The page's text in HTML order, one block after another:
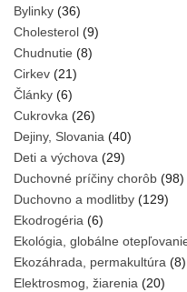
Bylinky (36)
Cholesterol (9)
Chudnutie (8)
Cirkev (21)
Články (6)
Cukrovka (26)
Dejiny, Slovania (40)
Deti a výchova (29)
Duchovné príčiny chorôb (98)
Duchovno a modlitby (129)
Ekodrogéria (6)
Ekológia, globálne
Ekozáhrada, permakultúra (8)
Elektrosmog, žiarenia (20)